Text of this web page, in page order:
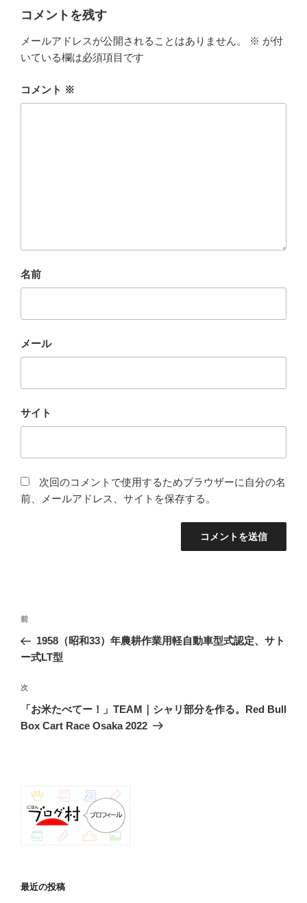
コメントを残す
メールアドレスが公開されることはありません。 ※ が付
いている欄は必須項目です
コメント ※
名前
メール
サイト
次回のコメントで使用するためブラウザーに自分の名
前、メールアドレス、サイトを保存する。
投
ナ
ゲ
ー
シ
前
の
前
1958（昭和33）年農耕作業用軽自動車型式認定、サト
ー式LT型
次
の
投
次
「お米たべてー！」TEAM｜シャリ部分を作る。Red Bull
Box Cart Race Osaka 2022
最近の投稿